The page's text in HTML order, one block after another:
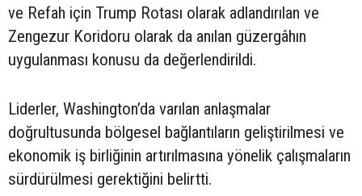
ve Refah için Trump Rotası olarak adlandırılan ve
Zengezur Koridoru olarak da anılan güzergâhın
uygulanması konusu da değerlendirildi.
Liderler, Washington’da varılan anlaşmalar
doğrultusunda bölgesel bağlantıların geliştirilmesi ve
ekonomik iş birliğinin artırılmasına yönelik çalışmaların
sürdürülmesi gerektiğini belirtti.